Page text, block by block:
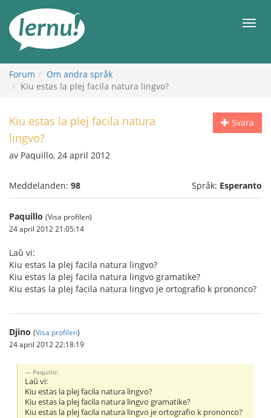
sidans
innehåll
Meny
Forum
Om andra språk
Kiu estas la plej facila natura lingvo?
Svara
Kiu estas la plej facila natura
lingvo?
av Paquillo, 24 april 2012
Meddelanden: 98 Språk: Esperanto
Paquillo (Visa profilen)
24 april 2012 21:05:14
Laŭ vi:
Kiu estas la plej facila natura lingvo?
Kiu estas la plej facila natura lingvo gramatike?
Kiu estas la plej facila natura lingvo je ortografio k prononco?
Djino (Visa profilen)
24 april 2012 22:18:19
Paquillo:
Laŭ vi:
Kiu estas la plej facila natura lingvo?
Kiu estas la plej facila natura lingvo gramatike?
Kiu estas la plej facila natura lingvo je ortografio k prononco?